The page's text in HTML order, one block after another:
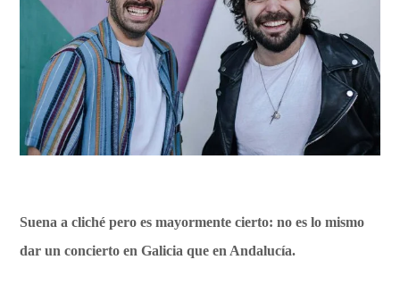
Suena a cliché pero es mayormente cierto: no es lo mismo
dar un concierto en Galicia que en Andalucía.